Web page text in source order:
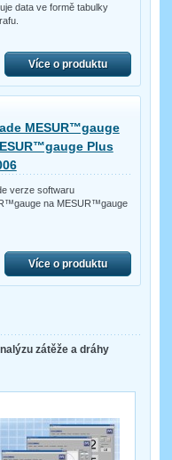
data ve formě tabulky
Více o produktu
MESUR™gauge
Plus
verze softwaru
na MESUR™gauge
Více o produktu
zátěže a dráhy